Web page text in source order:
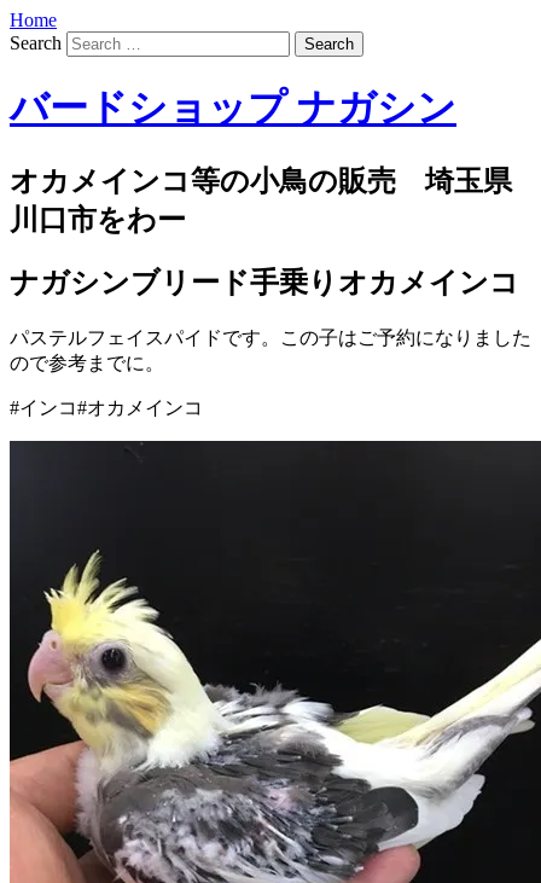
Home
Search
バードショップ ナガシン
オカメインコ等の小鳥の販売 埼玉県
川口市をわー
ナガシンブリード手乗りオカメインコ
パステルフェイスパイドです。この子はご予約になりました
ので参考までに。
#インコ#オカメインコ